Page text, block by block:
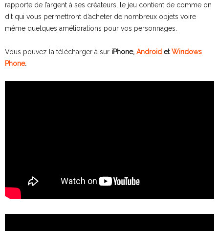
rapporte de l’argent à ses créateurs, le jeu contient de comme on
dit qui vous permettront d’acheter de nombreux objets voire
même quelques améliorations pour vos personnages.
Vous pouvez la télécharger à sur iPhone, Android etWindows
Phone.